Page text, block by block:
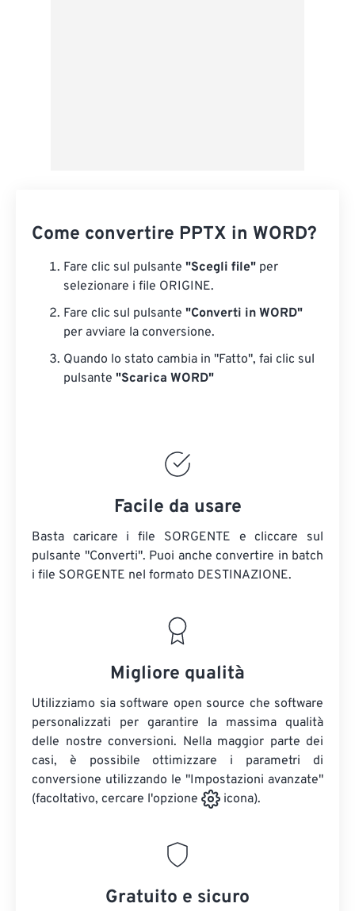
Come convertire PPTX in WORD?
Fare clic sul pulsante "Scegli file" per
selezionare i file ORIGINE.
Fare clic sul pulsante "Converti in WORD"
per avviare la conversione.
Quando lo stato cambia in "Fatto", fai clic sul
pulsante "Scarica WORD"
Facile da usare
Basta caricare i file SORGENTE e cliccare sul
pulsante "Converti". Puoi anche convertire in batch
i file SORGENTE nel formato DESTINAZIONE.
Migliore qualità
Utilizziamo sia software open source che software
personalizzati per garantire la massima qualità
delle nostre conversioni. Nella maggior parte dei
casi, è possibile ottimizzare i parametri di
conversione utilizzando le "Impostazioni avanzate"
(facoltativo, cercare l'opzione
icona).
Gratuito e sicuro